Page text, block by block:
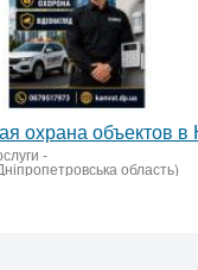
-
область)